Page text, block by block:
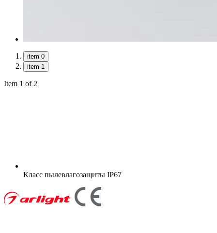
item 0
item 1
Item 1 of 2
Класс пылевлагозащиты IP67